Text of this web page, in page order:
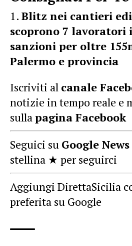
Blitz nei cantieri
scoprono 7 lavoratori
sanzioni per oltre
Palermo e provincia
Iscriviti al canale
notizie in tempo reale e
sullapagina Facebook
Seguici su Google News
stellina ★ per seguirci
Aggiungi DirettaSicilia
preferita su Google